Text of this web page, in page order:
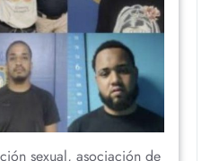
sexual, asociación de